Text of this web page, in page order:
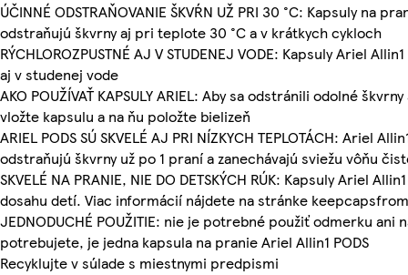
ÚČINNÉ ODSTRAŇOVANIE ŠKVŔN UŽ PRI 30 °C: Kapsuly na
odstraňujú škvrny aj pri teplote 30 °C a v krátkych cykloch
RÝCHLOROZPUSTNÉ AJ V STUDENEJ VODE: Kapsuly Ariel
aj v studenej vode
AKO POUŽÍVAŤ KAPSULY ARIEL: Aby sa odstránili odolné
vložte kapsulu a na ňu položte bielizeň
ARIEL PODS SÚ SKVELÉ AJ PRI NÍZKYCH TEPLOTÁCH: Ariel
odstraňujú škvrny už po 1 praní a zanechávajú sviežu vôňu
SKVELÉ NA PRANIE, NIE DO DETSKÝCH RÚK: Kapsuly Ariel
dosahu detí. Viac informácií nájdete na stránke
JEDNODUCHÉ POUŽITIE: nie je potrebné použiť odmerku ani
potrebujete, je jedna kapsula na pranie Ariel Allin1 PODS
Recyklujte v súlade s miestnymi predpismi